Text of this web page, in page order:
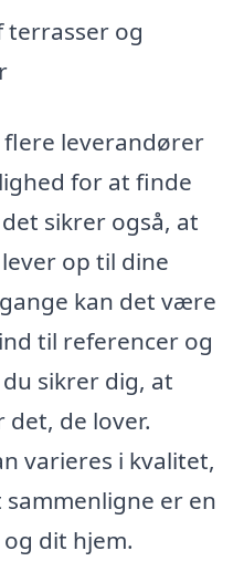
terrasser og
leverandører
for at finde
sikrer også, at
op til dine
kan det være
til referencer og
sikrer dig, at
de lover.
varieres i kvalitet,
er en
dit hjem.